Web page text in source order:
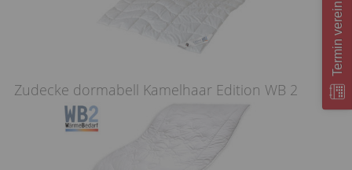
Zudecke dormabell Kamelhaar Edition WB 2
Termin vereinbaren